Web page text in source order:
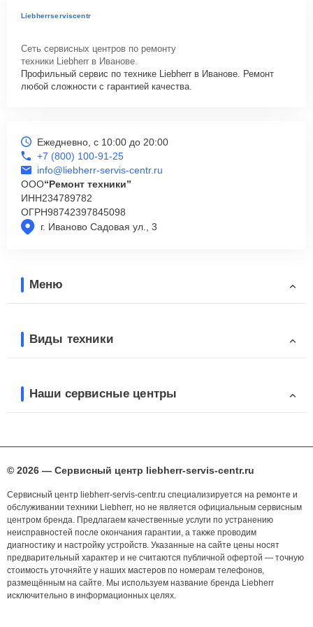
Liebherrserviscentr
Сеть сервисных центров по ремонту
техники Liebherr в Иванове.
Профильный сервис по технике Liebherr в Иванове. Ремонт
любой сложности с гарантией качества.
г. Иваново Садовая ул., 3
Ежедневно, с 10:00 до 20:00
+7 (800) 100-91-25
info@liebherr-servis-centr.ru
ООО“Ремонт техники”
ИНН234789782
ОГРН98742397845098
Меню
Виды техники
Наши сервисные центры
© 2026 — Сервисный центр liebherr-servis-centr.ru
Сервисный центр liebherr-servis-centr.ru специализируется на ремонте и
обслуживании техники Liebherr, но не является официальным сервисным
центром бренда. Предлагаем качественные услуги по устранению
неисправностей после окончания гарантии, а также проводим
диагностику и настройку устройств. Указанные на сайте цены носят
предварительный характер и не считаются публичной офертой — точную
стоимость уточняйте у наших мастеров по номерам телефонов,
размещённым на сайте. Мы используем название бренда Liebherr
исключительно в информационных целях.